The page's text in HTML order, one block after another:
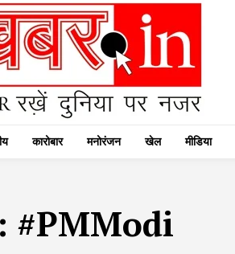
कारोबार मनोरंजन खेल मीडिया
#PMModi